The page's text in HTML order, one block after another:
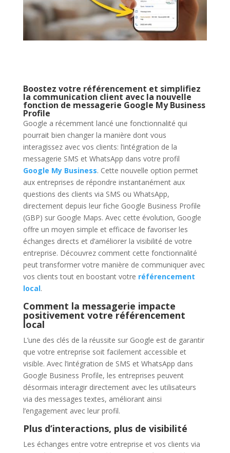
Boostez votre référencement et simplifiez
la communication client avec la nouvelle
fonction de messagerie Google My Business
Profile
Google a récemment lancé une fonctionnalité qui
pourrait bien changer la manière dont vous
interagissez avec vos clients: l’intégration de la
messagerie SMS et WhatsApp dans votre profil
Google My Business. Cette nouvelle option permet
aux entreprises de répondre instantanément aux
questions des clients via SMS ou WhatsApp,
directement depuis leur fiche Google Business Profile
(GBP) sur Google Maps. Avec cette évolution, Google
offre un moyen simple et efficace de favoriser les
échanges directs et d’améliorer la visibilité de votre
entreprise. Découvrez comment cette fonctionnalité
peut transformer votre manière de communiquer avec
vos clients tout en boostant votre référencement
local.
Comment la messagerie impacte
positivement votre référencement
local
L’une des clés de la réussite sur Google est de garantir
que votre entreprise soit facilement accessible et
visible. Avec l’intégration de SMS et WhatsApp dans
Google Business Profile, les entreprises peuvent
désormais interagir directement avec les utilisateurs
via des messages textes, améliorant ainsi
l’engagement avec leur profil.
Plus d’interactions, plus de visibilité
Les échanges entre votre entreprise et vos clients via